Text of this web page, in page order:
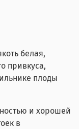
белая,
привкуса,
плоды
ю и хорошей
в